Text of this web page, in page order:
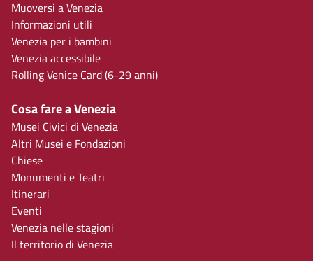
Muoversi a Venezia
Informazioni utili
Venezia per i bambini
Venezia accessibile
Rolling Venice Card (6-29 anni)
Cosa fare a Venezia
Musei Civici di Venezia
Altri Musei e Fondazioni
Chiese
Monumenti e Teatri
Itinerari
Eventi
Venezia nelle stagioni
Il territorio di Venezia